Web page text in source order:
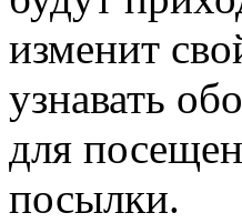
изменит
узнавать
для
посылки.